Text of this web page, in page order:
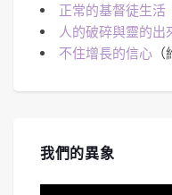
正常的基督徒生活
人的破碎與靈的出
不住增長的信心
我們的異象